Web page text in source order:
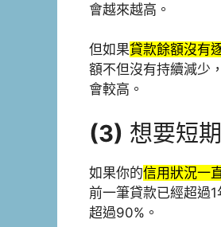
會越來越高。
但如果貸款餘額沒有
額不但沒有持續減少
會較高。
(3) 想要短
如果你的信用狀況一
前一筆貸款已經超過
超過90%。